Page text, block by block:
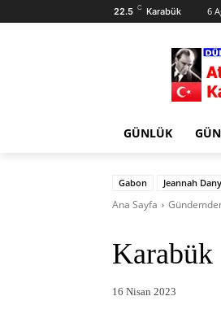
22.5 C Karabük 6
GÜNLÜK
Gabon Jeannah
Ana Sayfa
Karabük
16 Nisan 2023